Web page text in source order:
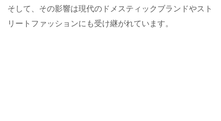
そして、その影響は現代のドメスティックブランドやスト
リートファッションにも受け継がれています。